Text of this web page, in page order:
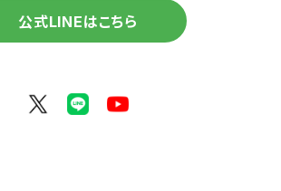
公式LINEはこちら